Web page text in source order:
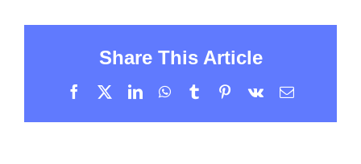
Share This Article
Facebook LinkedInWhatsApp
TumblrPinterest
Vk Email